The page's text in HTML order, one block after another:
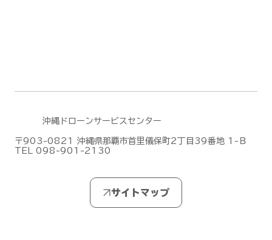
沖縄ドローンサービスセンター
〒903-0821 沖縄県那覇市首里儀保町2丁目39番地 1-Ｂ
TEL 098-901-2130